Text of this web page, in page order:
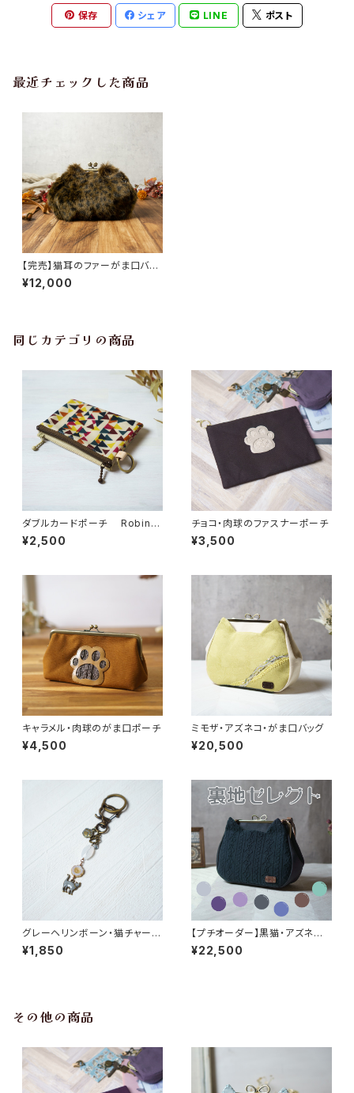
保存 シェア LINE ポスト
最近チェックした商品
【完売】猫耳のファーがま口バッ
グ・ヒョウブラウン
¥12,000
同じカテゴリの商品
ダブルカードポーチ Robin
（ロビン）マルチ リバティラミネ
ート生地
¥2,500
チョコ・肉球のファスナーポーチ
¥3,500
キャラメル・肉球のがま口ポーチ
¥4,500
ミモザ・アズネコ・がま口バッグ
¥20,500
グレーヘリンボーン・猫チャーム
のキーホルダー
¥1,850
【プチオーダー】黒猫・アズネコ・
がま口バッグ
¥22,500
その他の商品